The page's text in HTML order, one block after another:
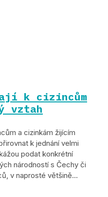
k cizincům
vztah
a cizinkám žijícím
k jednání velmi
podat konkrétní
národností s Čechy či
v naprosté většině...